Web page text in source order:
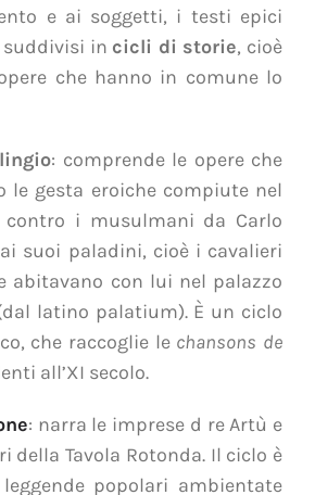
e ai soggetti, i testi epici
suddivisi in cicli di storie, cioè
che hanno in comune lo
: comprende le opere che
le gesta eroiche compiute nel
contro i musulmani da Carlo
suoi paladini, cioè i cavalieri
abitavano con lui nel palazzo
latino palatium). È un ciclo
che raccoglie le chansons de
all’XI secolo.
: narra le imprese d re Artù e
della Tavola Rotonda. Il ciclo è
popolari ambientate